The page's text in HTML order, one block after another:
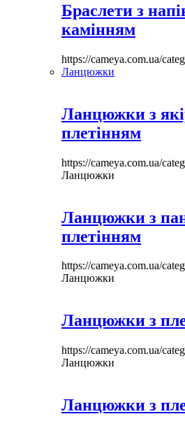
Браслети з
камінням
https://cameya.com.ua/
Ланцюжки
Ланцюжки з
плетінням
https://cameya.com.ua/
Ланцюжки
Ланцюжки з
плетінням
https://cameya.com.ua/
Ланцюжки
Ланцюжки з
https://cameya.com.ua/
Ланцюжки
Ланцюжки з